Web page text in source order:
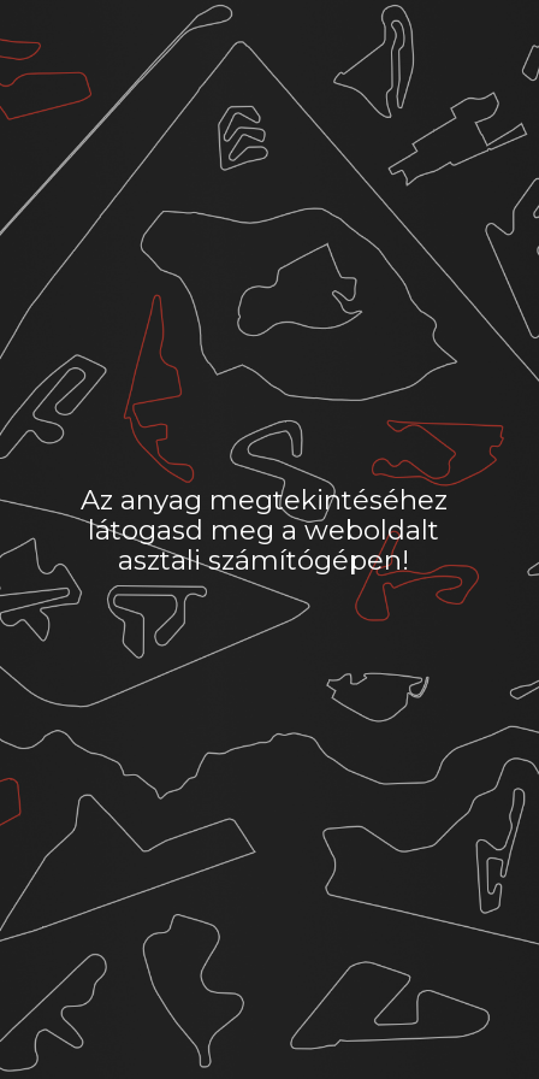
Az anyag megtekintéséhez
látogasd meg a weboldalt
asztali számítógépen!